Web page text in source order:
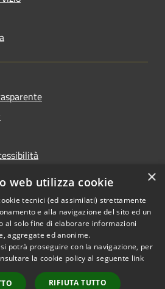
Copyright © 2026 • Comune di
Nova Milanese • Powered by
Municipium•Accesso
redazione
×
web utilizza cookie
tecnici (ed assimilati) strettamente
e alla navigazione del sito ed un
al solo fine di elaborare informazioni
aggregate ed anonime.
potrà proseguire con la navigazione, per
la cookie policy al seguente link
RIFIUTA TUTTO